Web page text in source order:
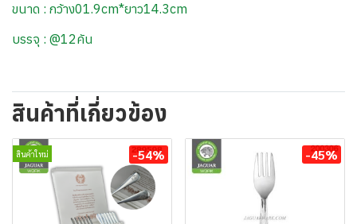
ขนาด : กว้าง01.9cm*ยาว14.3cm
บรรจุ : @12คัน
สินค้าที่เกี่ยวข้อง
สินค้าใหม่ -54% -45%